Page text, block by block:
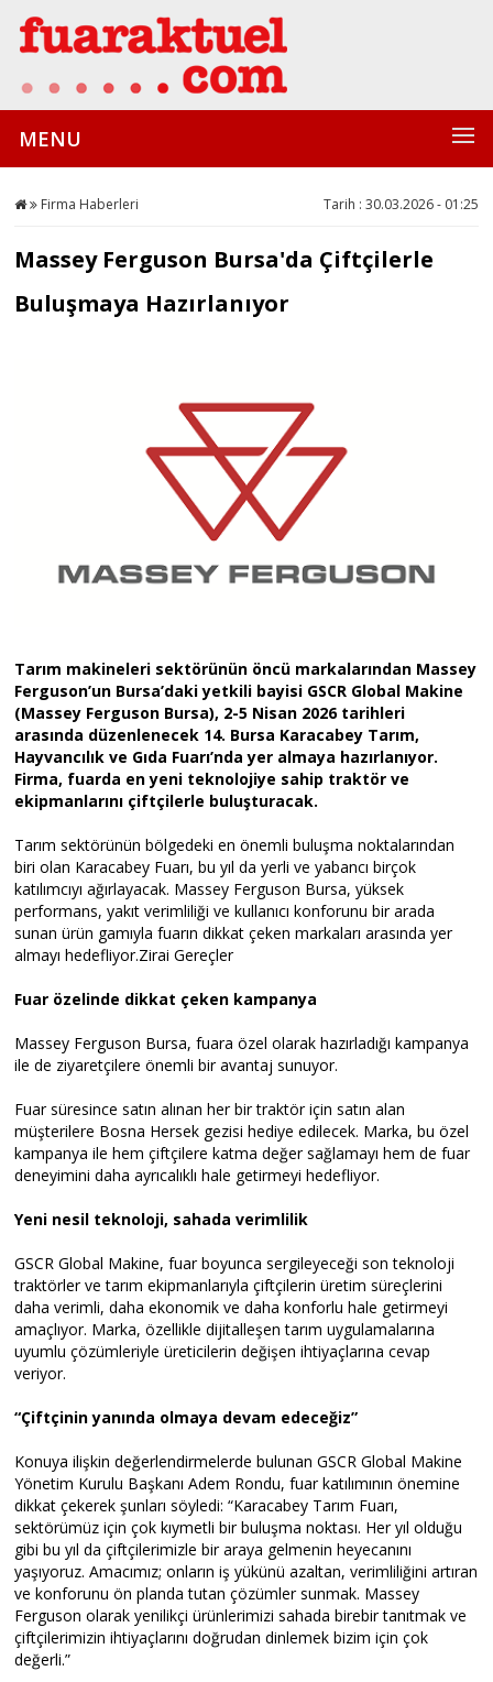
MENU
Firma Haberleri Tarih : 30.03.2026 - 01:25
Massey Ferguson Bursa'da Çiftçilerle
Buluşmaya Hazırlanıyor
Tarım makineleri sektörünün öncü markalarından Massey
Ferguson’un Bursa’daki yetkili bayisi GSCR Global Makine
(Massey Ferguson Bursa), 2-5 Nisan 2026 tarihleri
arasında düzenlenecek 14. Bursa Karacabey Tarım,
Hayvancılık ve Gıda Fuarı’nda yer almaya hazırlanıyor.
Firma, fuarda en yeni teknolojiye sahip traktör ve
ekipmanlarını çiftçilerle buluşturacak.
Tarım sektörünün bölgedeki en önemli buluşma noktalarından
biri olan Karacabey Fuarı, bu yıl da yerli ve yabancı birçok
katılımcıyı ağırlayacak. Massey Ferguson Bursa, yüksek
performans, yakıt verimliliği ve kullanıcı konforunu bir arada
sunan ürün gamıyla fuarın dikkat çeken markaları arasında yer
almayı hedefliyor.Zirai Gereçler
Fuar özelinde dikkat çeken kampanya
Massey Ferguson Bursa, fuara özel olarak hazırladığı kampanya
ile de ziyaretçilere önemli bir avantaj sunuyor.
Fuar süresince satın alınan her bir traktör için satın alan
müşterilere Bosna Hersek gezisi hediye edilecek. Marka, bu özel
kampanya ile hem çiftçilere katma değer sağlamayı hem de fuar
deneyimini daha ayrıcalıklı hale getirmeyi hedefliyor.
Yeni nesil teknoloji, sahada verimlilik
GSCR Global Makine, fuar boyunca sergileyeceği son teknoloji
traktörler ve tarım ekipmanlarıyla çiftçilerin üretim süreçlerini
daha verimli, daha ekonomik ve daha konforlu hale getirmeyi
amaçlıyor. Marka, özellikle dijitalleşen tarım uygulamalarına
uyumlu çözümleriyle üreticilerin değişen ihtiyaçlarına cevap
veriyor.
“Çiftçinin yanında olmaya devam edeceğiz”
Konuya ilişkin değerlendirmelerde bulunan GSCR Global Makine
Yönetim Kurulu Başkanı Adem Rondu, fuar katılımının önemine
dikkat çekerek şunları söyledi: “Karacabey Tarım Fuarı,
sektörümüz için çok kıymetli bir buluşma noktası. Her yıl olduğu
gibi bu yıl da çiftçilerimizle bir araya gelmenin heyecanını
yaşıyoruz. Amacımız; onların iş yükünü azaltan, verimliliğini artıran
ve konforunu ön planda tutan çözümler sunmak. Massey
Ferguson olarak yenilikçi ürünlerimizi sahada birebir tanıtmak ve
çiftçilerimizin ihtiyaçlarını doğrudan dinlemek bizim için çok
değerli.”